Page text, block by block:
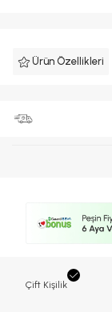
Ürün Özellikleri
Çift Kişilik